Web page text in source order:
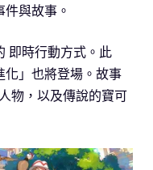
與故事。
即時行動方式。此
化」也將登場。故事
物，以及傳說的寶可